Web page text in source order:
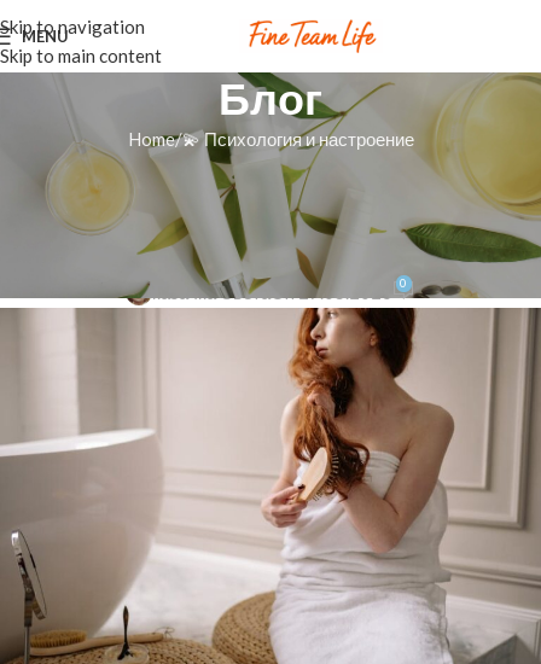
Skip to navigation
Skip to main content
MENU
Блог
Home 💫 Психология и настроение
💫 ПСИХОЛОГИЯ И НАСТРОЕНИЕ
Расчесывание волос во сне: что
шепчет твоё подсознание?
казачка Света On 27.05.2026 0